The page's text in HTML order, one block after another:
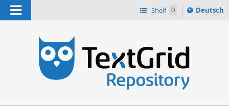
Navigation Shelf 0
Sprache
ï¿½ndern
Deutsch